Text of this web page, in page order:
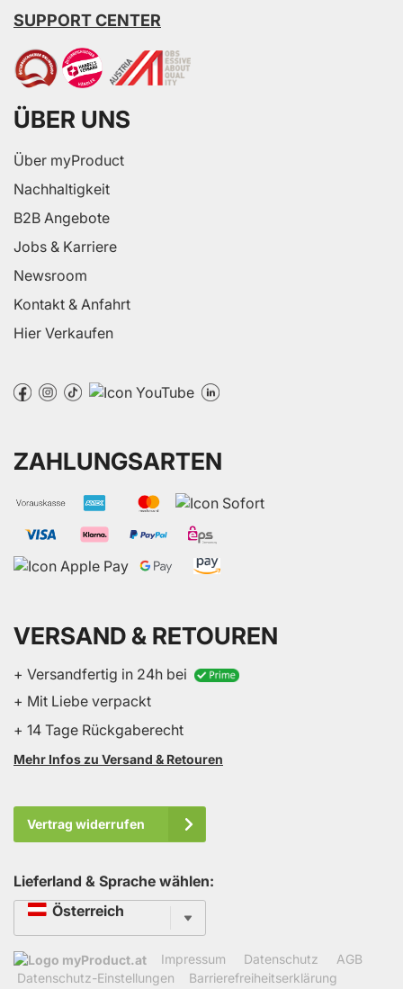
SUPPORT CENTER
ÜBER UNS
Über myProduct
Nachhaltigkeit
B2B Angebote
Jobs & Karriere
Newsroom
Kontakt & Anfahrt
Hier Verkaufen
ZAHLUNGSARTEN
VERSAND & RETOUREN
+ Versandfertig in 24h bei
+ Mit Liebe verpackt
+ 14 Tage Rückgaberecht
Mehr Infos zu Versand & Retouren
Vertrag widerrufen
Lieferland & Sprache wählen:
SpracheÖsterreich
Impressum Datenschutz
AGB
Datenschutz-Einstellungen
Barrierefreiheitserklärung